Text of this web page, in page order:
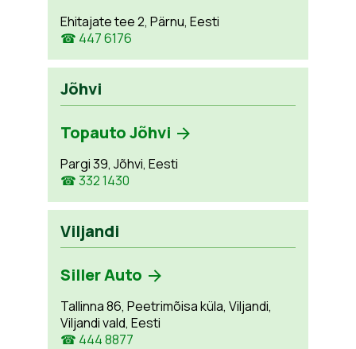
Ehitajate tee 2, Pärnu, Eesti
☎ 447 6176
Jõhvi
Topauto Jõhvi
Pargi 39, Jõhvi, Eesti
☎ 332 1430
Viljandi
Siller Auto
Tallinna 86, Peetrimõisa küla, Viljandi,
Viljandi vald, Eesti
☎ 444 8877